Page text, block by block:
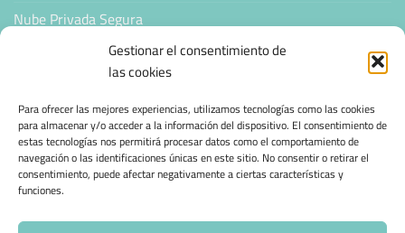
Gestionar el consentimiento de
las cookies
Para ofrecer las mejores experiencias, utilizamos tecnologías como las cookies
para almacenar y/o acceder a la información del dispositivo. El consentimiento de
estas tecnologías nos permitirá procesar datos como el comportamiento de
navegación o las identificaciones únicas en este sitio. No consentir o retirar el
consentimiento, puede afectar negativamente a ciertas características y
funciones.
Nube Privada Segura
CONFIANZA & ESPECIALIZACIÓN
Sello de Confianza
Empresas Verificadas +100 Protocolos Online
Migración desde otro proveedor
Hosting ecológico + IA